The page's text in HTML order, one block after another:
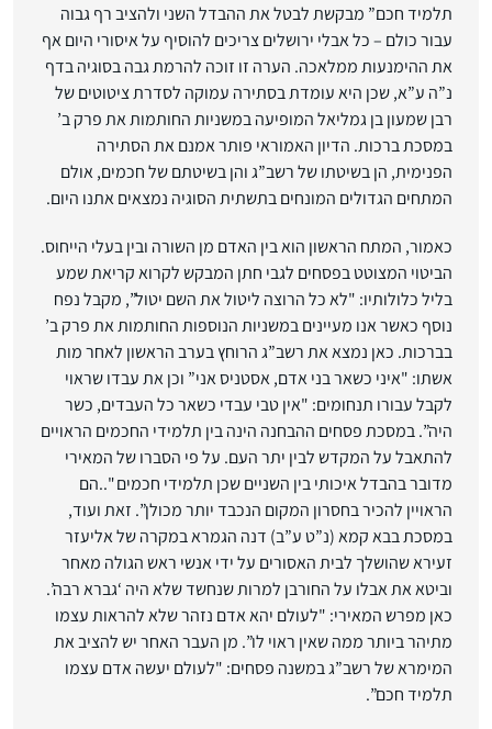
תלמיד חכם” מבקשת לבטל את ההבדל השני ולהציב רף גבוה
עבור כולם – כל אבלי ירושלים צריכים להוסיף על איסורי היום אף
את ההימנעות ממלאכה. הערה זו זוכה להרמת גבה בסוגיה בדף
נ”ה ע”א, שכן היא עומדת בסתירה עמוקה לסדרת ציטוטים של
רבן שמעון בן גמליאל המופיעה במשניות החותמות את פרק ב’
במסכת ברכות. הדיון האמוראי פותר אמנם את הסתירה
הפנימית, הן בשיטתו של רשב”ג והן בשיטתם של חכמים, אולם
המתחים הגדולים המונחים בתשתית הסוגיה נמצאים אתנו היום.
כאמור, המתח הראשון הוא בין האדם מן השורה ובין בעלי הייחוס.
הביטוי המצוטט בפסחים לגבי חתן המבקש לקרוא קריאת שמע
בליל כלולותיו: "לא כל הרוצה ליטול את השם יטול”, מקבל נפח
נוסף כאשר אנו מעיינים במשניות הנוספות החותמות את פרק ב’
בברכות. כאן נמצא את רשב”ג הרוחץ בערב הראשון לאחר מות
אשתו: "איני כשאר בני אדם, אסטניס אני” וכן את עבדו שראוי
לקבל עבורו תנחומים: "אין טבי עבדי כשאר כל העבדים, כשר
היה”. במסכת פסחים ההבחנה הינה בין תלמידי החכמים הראויים
להתאבל על המקדש לבין יתר העם. על פי הסברו של המאירי
מדובר בהבדל איכותי בין השניים שכן תלמידי חכמים "..הם
הראויין להכיר בחסרון המקום הנכבד יותר מכולן”. זאת ועוד,
במסכת בבא קמא (נ”ט ע”ב) דנה הגמרא במקרה של אליעזר
זעירא שהושלך לבית האסורים על ידי אנשי ראש הגולה מאחר
וביטא את אבלו על החורבן למרות שנחשד שלא היה ‘גברא רבה’.
כאן מפרש המאירי: "לעולם יהא אדם נזהר שלא להראות עצמו
מתיהר ביותר ממה שאין ראוי לו”. מן העבר האחר יש להציב את
המימרא של רשב”ג במשנה פסחים: "לעולם יעשה אדם עצמו
תלמיד חכם”.